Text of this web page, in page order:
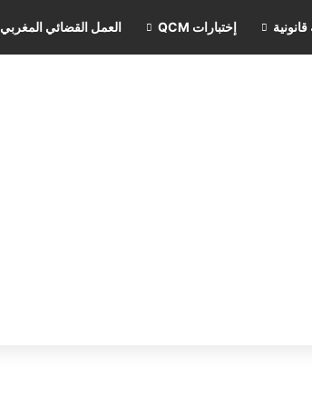
إختبارات QCM العمل القضائي المغربي